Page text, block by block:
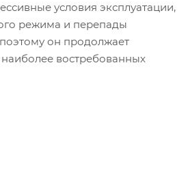
условия эксплуатации,
режима и перепады
он продолжает
наиболее востребованных